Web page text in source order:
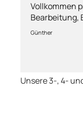
Vollkommen
Bearbeitung,
Lieferung
Günther
Unsere 3-, 4-